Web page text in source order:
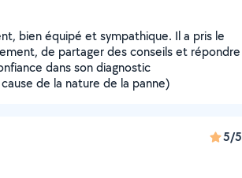
bien équipé et sympathique. Il a pris le
de partager des conseils et répondre
dans son diagnostic
de la nature de la panne)
5/5